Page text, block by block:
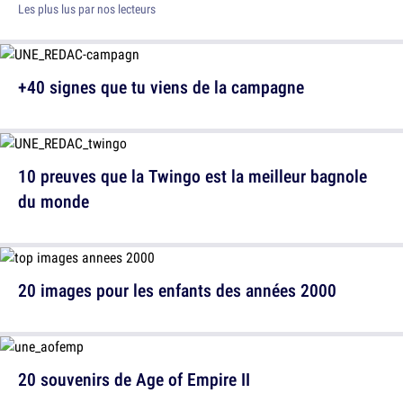
Les plus lus par nos lecteurs
+40 signes que tu viens de la campagne
20 images pour les enfants des années 2000
10 preuves que la Twingo est la meilleur bagnole
du monde
20 souvenirs de Age of Empire II